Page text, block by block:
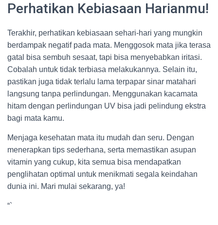
Perhatikan Kebiasaan Harianmu!
Terakhir, perhatikan kebiasaan sehari-hari yang mungkin
berdampak negatif pada mata. Menggosok mata jika terasa
gatal bisa sembuh sesaat, tapi bisa menyebabkan iritasi.
Cobalah untuk tidak terbiasa melakukannya. Selain itu,
pastikan juga tidak terlalu lama terpapar sinar matahari
langsung tanpa perlindungan. Menggunakan kacamata
hitam dengan perlindungan UV bisa jadi pelindung ekstra
bagi mata kamu.
Menjaga kesehatan mata itu mudah dan seru. Dengan
menerapkan tips sederhana, serta memastikan asupan
vitamin yang cukup, kita semua bisa mendapatkan
penglihatan optimal untuk menikmati segala keindahan
dunia ini. Mari mulai sekarang, ya!
“`